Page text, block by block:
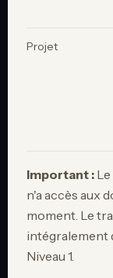
Projet
Important :
n'a accès aux
moment. Le
intégralement
Niveau 1.